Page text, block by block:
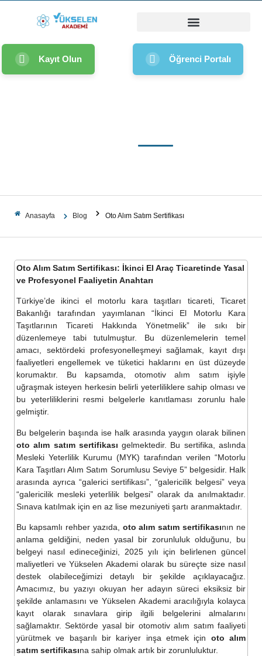
Öğrenci Portalı
Kayıt Olun
Anasayfa Blog Oto Alım Satım Sertifikası
Oto Alım Satım Sertifikası: İkinci El Araç Ticaretinde Yasal
ve Profesyonel Faaliyetin Anahtarı
Türkiye’de ikinci el motorlu kara taşıtları ticareti, Ticaret
Bakanlığı tarafından yayımlanan “İkinci El Motorlu Kara
Taşıtlarının Ticareti Hakkında Yönetmelik” ile sıkı bir
düzenlemeye tabi tutulmuştur. Bu düzenlemelerin temel
amacı, sektördeki profesyonelleşmeyi sağlamak, kayıt dışı
faaliyetleri engellemek ve tüketici haklarını en üst düzeyde
korumaktır. Bu kapsamda, otomotiv alım satım işiyle
uğraşmak isteyen herkesin belirli yeterliliklere sahip olması ve
bu yeterliliklerini resmi belgelerle kanıtlaması zorunlu hale
gelmiştir.
Bu belgelerin başında ise halk arasında yaygın olarak bilinen
oto alım satım sertifikası gelmektedir. Bu sertifika, aslında
Mesleki Yeterlilik Kurumu (MYK) tarafından verilen “Motorlu
Kara Taşıtları Alım Satım Sorumlusu Seviye 5” belgesidir. Halk
arasında ayrıca “galerici sertifikası”, “galericilik belgesi” veya
“galericilik mesleki yeterlilik belgesi” olarak da anılmaktadır.
Sınava katılmak için en az lise mezuniyeti şartı aranmaktadır.
Bu kapsamlı rehber yazıda, oto alım satım sertifikasının ne
anlama geldiğini, neden yasal bir zorunluluk olduğunu, bu
belgeyi nasıl edineceğinizi, 2025 yılı için belirlenen güncel
maliyetleri ve Yükselen Akademi olarak bu süreçte size nasıl
destek olabileceğimizi detaylı bir şekilde açıklayacağız.
Amacımız, bu yazıyı okuyan her adayın süreci eksiksiz bir
şekilde anlamasını ve Yükselen Akademi aracılığıyla kolayca
kayıt olarak sınavlara girip ilgili belgelerini almalarını
sağlamaktır. Sektörde yasal bir otomotiv alım satım faaliyeti
yürütmek ve başarılı bir kariyer inşa etmek için oto alım
satım sertifikasına sahip olmak artık bir zorunluluktur.